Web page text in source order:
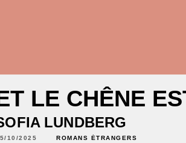
LE CHÊNE
LUNDBERG
10/2025 ROMANS ÉTRANGERS